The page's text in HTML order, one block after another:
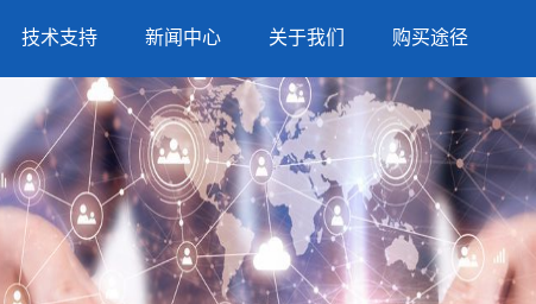
技术支持 新闻中心 关于我们 购买途径